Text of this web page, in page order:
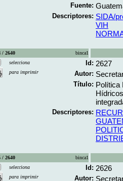
Fuente:
Descriptores: SIDA/
VIH
/ 2640
binca1
selecciona
para imprimir
Id: 2627
Autor:
Título: Política
Descriptores:
/ 2640
binca1
selecciona
para imprimir
Id: 2626
Autor: